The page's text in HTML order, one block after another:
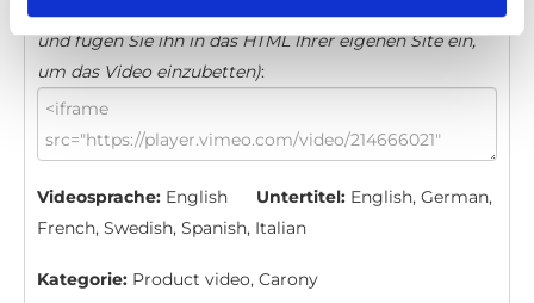
und fügen Sie ihn in das HTML Ihrer eigenen Site ein,
um das Video einzubetten):
Videosprache: English Untertitel: English, German,
French, Swedish, Spanish, Italian
Kategorie: Product video, Carony